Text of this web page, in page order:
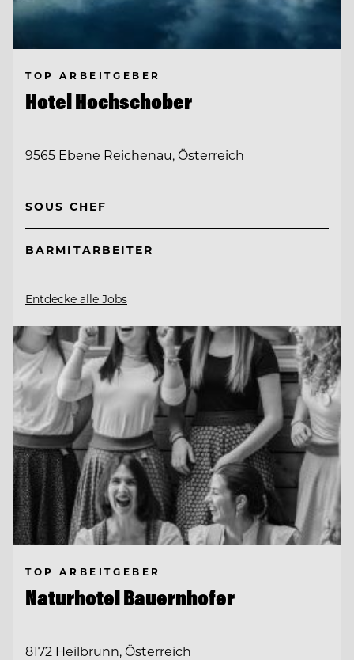
TOP ARBEITGEBER
Hotel Hochschober
9565 Ebene Reichenau, Österreich
SOUS CHEF
BARMITARBEITER
Entdecke alle Jobs
TOP ARBEITGEBER
Naturhotel Bauernhofer
8172 Heilbrunn, Österreich